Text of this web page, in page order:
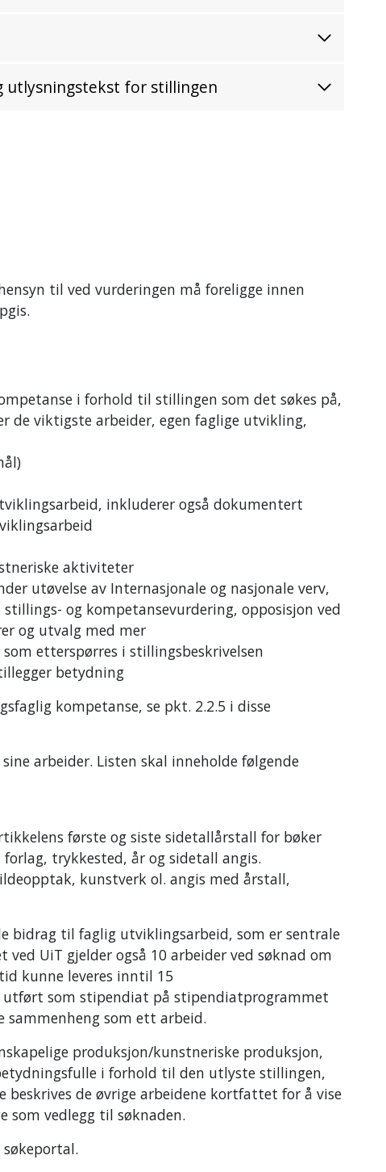
utlysningstekst for stillingen
til ved vurderingen må foreligge innen
i forhold til stillingen som det søkes på,
de viktigste arbeider, egen faglige utvikling,
inkluderer også dokumentert
aktiviteter
utøvelse av Internasjonale og nasjonale verv,
og kompetansevurdering, opposisjon ved
og utvalg med mer
etterspørres i stillingsbeskrivelsen
betydning
kompetanse, se pkt. 2.2.5 i disse
arbeider. Listen skal inneholde følgende
første og siste sidetallårstall for bøker
trykkested, år og sidetall angis.
kunstverk ol. angis med årstall,
bidrag til faglig utviklingsarbeid, som er sentrale
UiT gjelder også 10 arbeider ved søknad om
kunne leveres inntil 15
som stipendiat på stipendiatprogrammet
sammenheng som ett arbeid.
produksjon/kunstneriske produksjon,
i forhold til den utlyste stillingen,
de øvrige arbeidene kortfattet for å vise
som vedlegg til søknaden.